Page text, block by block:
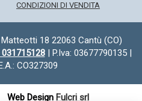
CONDIZIONI DI VENDITA
18 22063 Cantù (CO)
031715128| P.Iva: 03677790135 |
CO327309
Web Design Fulcri srl